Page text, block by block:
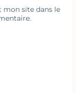
site dans le